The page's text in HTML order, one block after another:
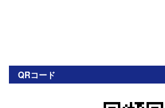
QRコード